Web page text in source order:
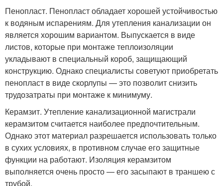
Пенопласт. Пенопласт обладает хорошей устойчивостью
к водяным испарениям. Для утепления канализации он
является хорошим вариантом. Выпускается в виде
листов, которые при монтаже теплоизоляции
укладывают в специальный короб, защищающий
конструкцию. Однако специалисты советуют приобретать
пенопласт в виде скорлупы — это позволит снизить
трудозатраты при монтаже к минимуму.
Керамзит. Утепление канализационной магистрали
керамзитом считается наиболее предпочтительным.
Однако этот материал разрешается использовать только
в сухих условиях, в противном случае его защитные
функции на работают. Изоляция керамзитом
выполняется очень просто — его засыпают в траншею с
трубой.